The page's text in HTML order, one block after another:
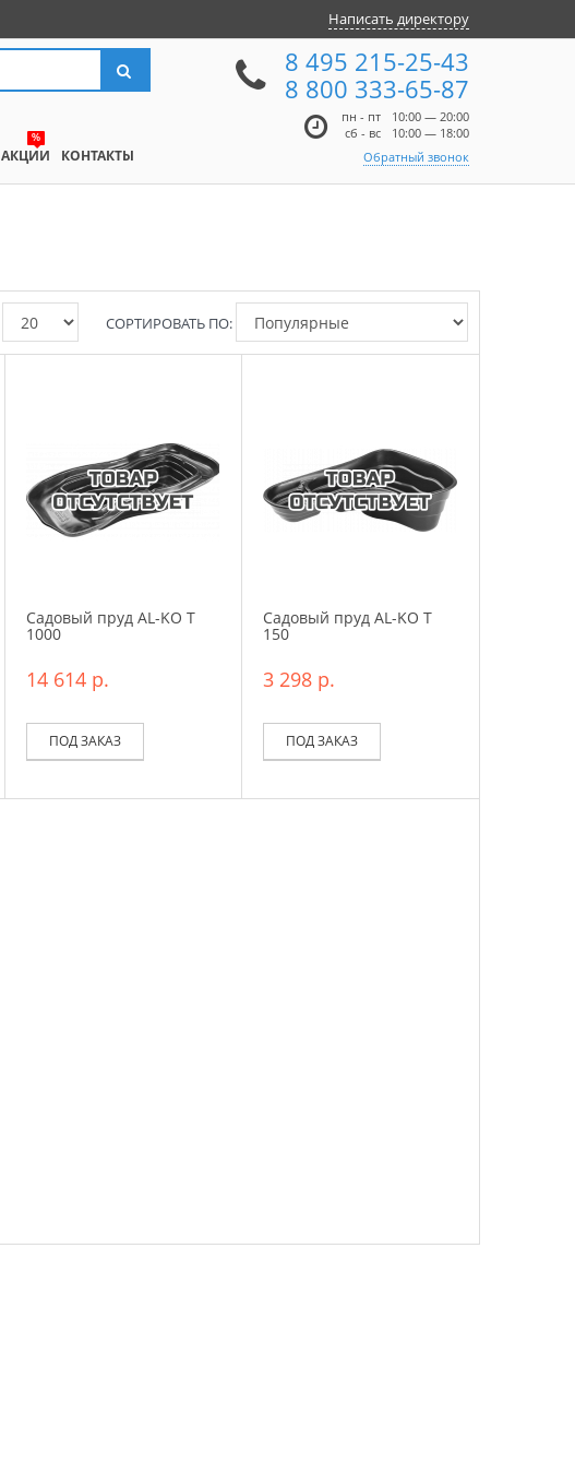
Написать директору
8 495 215-25-43
8 800 333-65-87
пн - пт
10:00 — 20:00
сб - вс
10:00 — 18:00
Обратный звонок
%
АКЦИИ КОНТАКТЫ
СОРТИРОВАТЬ ПО:
Садовый пруд AL-KO T
1000
14 614 р.
ПОД ЗАКАЗ
Садовый пруд AL-KO T
150
3 298 р.
ПОД ЗАКАЗ